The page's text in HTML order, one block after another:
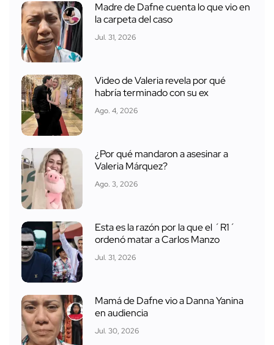
Madre de Dafne cuenta lo que vio en
la carpeta del caso
Jul. 31, 2026
Video de Valeria revela por qué
habría terminado con su ex
Ago. 4, 2026
¿Por qué mandaron a asesinar a
Valeria Márquez?
Ago. 3, 2026
Esta es la razón por la que el ´R1´
ordenó matar a Carlos Manzo
Jul. 31, 2026
Mamá de Dafne vio a Danna Yanina
en audiencia
Jul. 30, 2026